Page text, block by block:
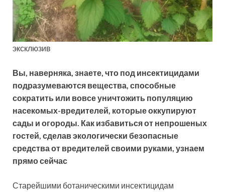
эксклюзив
Вы, наверняка, знаете, что под инсектицидами
подразумеваются вещества, способные
сократить или вовсе уничтожить популяцию
насекомых-вредителей, которые оккупируют
сады и огороды. Как избавиться от непрошеных
гостей, сделав экологически безопасные
средства от вредителей своими руками, узнаем
прямо сейчас
Старейшими ботаническими инсектицидам